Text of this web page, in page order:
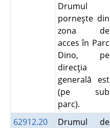
Drumul
porneşte din
zona de
acces în Parc
Dino, pe
direcţia
generală est
(pe sub
parc).
62912.20
Drumul de